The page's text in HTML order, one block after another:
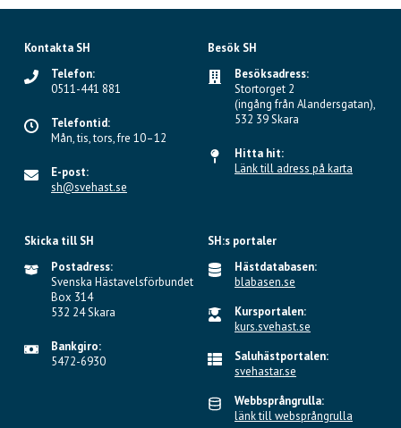
Kontakta SH
Telefon:
0511-441 881
Telefontid:
Mån, tis, tors, fre 10–12
E-post:
sh@svehast.se
Besök SH
Besöksadress:
Stortorget 2
(ingång från Alandersgatan),
532 39 Skara
Hitta hit:
Länk till adress på karta
Skicka till SH
Postadress:
Svenska Hästavelsförbundet
Box 314
532 24 Skara
Bankgiro:
5472-6930
SH:s portaler
Hästdatabasen:
blabasen.se
Kursportalen:
kurs.svehast.se
Saluhästportalen:
svehastar.se
Webbsprångrulla:
länk till websprångrulla